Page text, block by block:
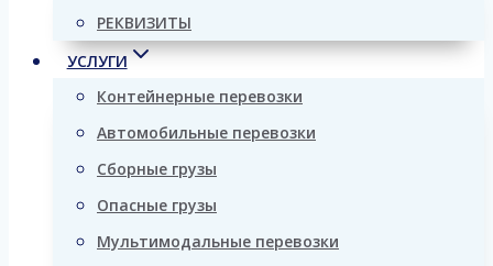
РЕКВИЗИТЫ
УСЛУГИ
Контейнерные перевозки
Автомобильные перевозки
Сборные грузы
Опасные грузы
Мультимодальные перевозки